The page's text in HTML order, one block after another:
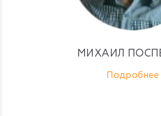
МИХАИЛ
Подробнее